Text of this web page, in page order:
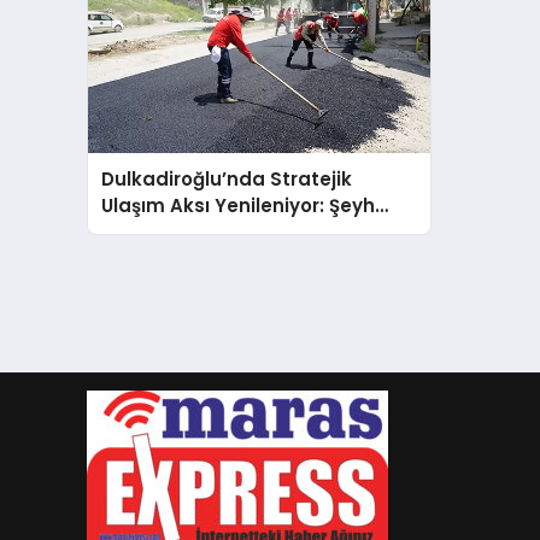
Dulkadiroğlu’nda Stratejik
Ulaşım Aksı Yenileniyor: Şeyh
Şamil ve Vezir Hoca Bulvarları